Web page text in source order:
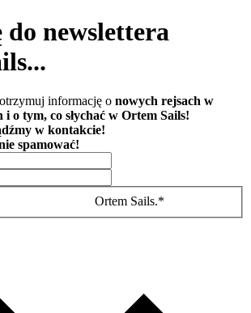
do newslettera
informację o nowych rejsach w
o tym, co słychać w Ortem Sails!
w kontakcie!
spamować!
Ortem Sails.*